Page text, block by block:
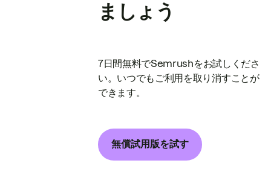
ましょう
7日間無料でSemrushをお試しくださ
い。いつでもご利用を取り消すことが
できます。
無償試用版を試す